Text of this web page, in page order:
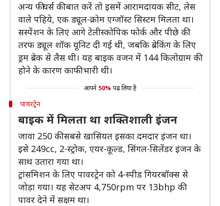
अन्य फीचर्स की बात करें तो इसमें आरामदायक सीट, लेस
वाले पहिये, एक ड्यूल-क्रोम एग्जॉस्ट सिस्टम मिलता था।
सस्पेंशन के लिए आगे टेलीस्कोपिक फोर्क और पीछे की
तरफ ड्यूल शॉक यूनिट दी गई थी, जबकि ब्रेकिंग के लिए
ड्रम ब्रेक से लैस थी। यह बाइक वजन में 144 किलोग्राम की
होने के कारण काफी भारी थी।
आपने 50% पढ़ लिया है
पावरट्रेन
बाइक में मिलता था शक्तिशाली इंजन
जावा 250 की सबसे खासियत इसका दमदार इंजन था।
इसे 249cc, 2-स्ट्रोक, एयर-कूल्ड, सिंगल-सिलेंडर इंजन के
साथ उतारा गया था।
ट्रांसमिशन के लिए पावरट्रेन को 4-स्पीड गियरबॉक्स से
जोड़ा गया। यह सेटअप 4,750rpm पर 13bhp की
पावर देने में सक्षम था।